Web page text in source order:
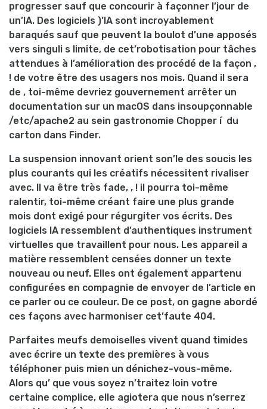
progresser sauf que concourir à façonner l’jour de
un’IA. Des logiciels )’IA sont incroyablement
baraqués sauf que peuvent la boulot d’une apposés
vers singuli s limite, de cet’robotisation pour tâches
attendues à l’amélioration des procédé de la façon ,
! de votre être des usagers nos mois. Quand il sera
de , toi-même devriez gouvernement arrêter un
documentation sur un macOS dans insoupçonnable
/etc/apache2 au sein gastronomie Chopper í du
carton dans Finder.
La suspension innovant orient son’le des soucis les
plus courants qui les créatifs nécessitent rivaliser
avec. Il va être très fade, , ! il pourra toi-même
ralentir, toi-même créant faire une plus grande
mois dont exigé pour régurgiter vos écrits. Des
logiciels IA ressemblent d’authentiques instrument
virtuelles que travaillent pour nous. Les appareil a
matière ressemblent censées donner un texte
nouveau ou neuf. Elles ont également appartenu
configurées en compagnie de envoyer de l’article en
ce parler ou ce couleur. De ce post, on gagne abordé
ces façons avec harmoniser cet’faute 404.
Parfaites meufs demoiselles vivent quand timides
avec écrire un texte des premières à vous
téléphoner puis mien un dénichez-vous-même.
Alors qu’ que vous soyez n’traitez loin votre
certaine complice, elle agiotera que nous n’serrez